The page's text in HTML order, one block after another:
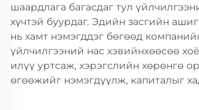
шаардлага багасдаг тул
хүчтэй буурдаг. Эдийн засгийн
нь хамт нэмэгддэг бөгөөд
үйлчилгээний нас хэвийнхөөсөө
илүү уртсаж, хэрэгслийн хөрөнгө
өгөөжийг нэмэгдүүлж, капиталыг